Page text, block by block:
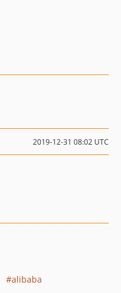
2019-12-31 08:02 UTC
alibaba